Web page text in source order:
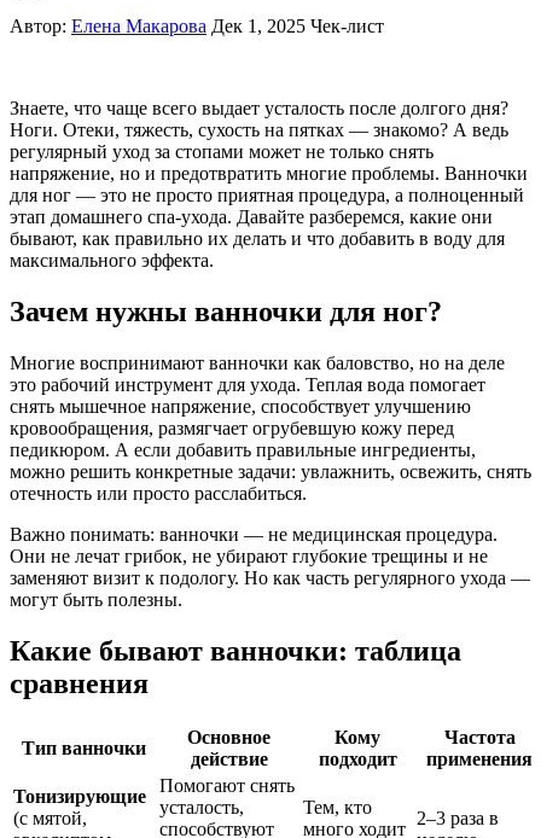
Автор: Елена Макарова Дек 1, 2025 Чек-лист
Знаете, что чаще всего выдает усталость после долгого дня?
Ноги. Отеки, тяжесть, сухость на пятках — знакомо? А ведь
регулярный уход за стопами может не только снять
напряжение, но и предотвратить многие проблемы. Ванночки
для ног — это не просто приятная процедура, а полноценный
этап домашнего спа-ухода. Давайте разберемся, какие они
бывают, как правильно их делать и что добавить в воду для
максимального эффекта.
Зачем нужны ванночки для ног?
Многие воспринимают ванночки как баловство, но на деле
это рабочий инструмент для ухода. Теплая вода помогает
снять мышечное напряжение, способствует улучшению
кровообращения, размягчает огрубевшую кожу перед
педикюром. А если добавить правильные ингредиенты,
можно решить конкретные задачи: увлажнить, освежить, снять
отечность или просто расслабиться.
Важно понимать: ванночки — не медицинская процедура.
Они не лечат грибок, не убирают глубокие трещины и не
заменяют визит к подологу. Но как часть регулярного ухода —
могут быть полезны.
Какие бывают ванночки: таблица
сравнения
Тип ванночки
Основное
действие
Кому
подходит
Частота
применения
Тонизирующие
(с мятой,
Помогают снять
усталость,
способствуют
Тем, кто
много ходит
2–3 раза в